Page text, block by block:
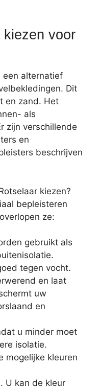
kiezen voor
een alternatief
Dit
en zand. Het
als
zijn verschillende
en
beschrijven
kiezen?
bepleisteren
ze:
gebruikt als
tegen vocht.
en laat
uw
en
u minder moet
isolatie.
mogelijke kleuren
U kan de kleur